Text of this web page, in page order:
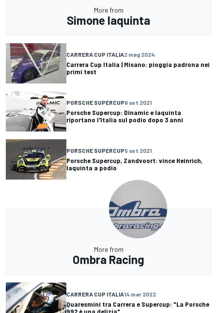
More from
Simone Iaquinta
CARRERA CUP ITALIA2 mag 2024
Carrera Cup Italia | Misano: pioggia padrona nei
primi test
PORSCHE SUPERCUP6 set 2021
Porsche Supercup: Dinamic e Iaquinta
riportano l'Italia sul podio dopo 3 anni
PORSCHE SUPERCUP5 set 2021
Porsche Supercup, Zandvoort: vince Heinrich,
Iaquinta a podio
More from
Ombra Racing
CARRERA CUP ITALIA14 mar 2022
Quaresmini tra Carrera e Supercup: "La Porsche
992 è una delizia"